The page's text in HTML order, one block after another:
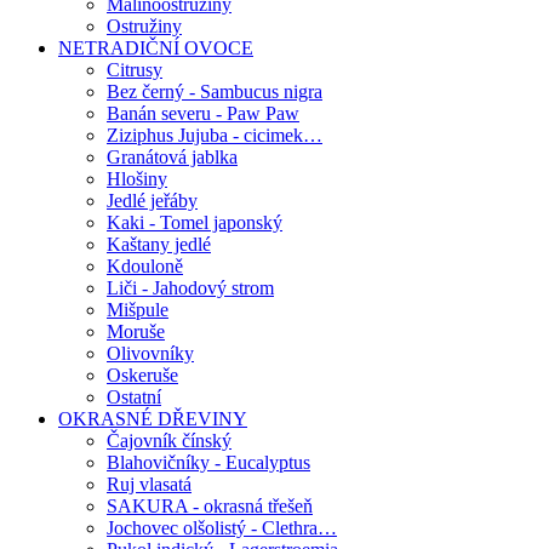
Malinoostružiny
Ostružiny
NETRADIČNÍ OVOCE
Citrusy
Bez černý - Sambucus nigra
Banán severu - Paw Paw
Ziziphus Jujuba - cicimek…
Granátová jablka
Hlošiny
Jedlé jeřáby
Kaki - Tomel japonský
Kaštany jedlé
Kdouloně
Liči - Jahodový strom
Mišpule
Moruše
Olivovníky
Oskeruše
Ostatní
OKRASNÉ DŘEVINY
Čajovník čínský
Blahovičníky - Eucalyptus
Ruj vlasatá
SAKURA - okrasná třešeň
Jochovec olšolistý - Clethra…